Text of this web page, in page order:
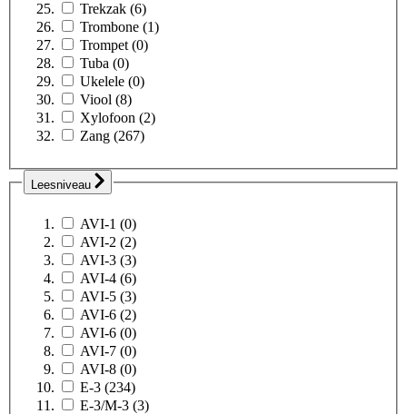
Trekzak (6)
Trombone (1)
Trompet (0)
Tuba (0)
Ukelele (0)
Viool (8)
Xylofoon (2)
Zang (267)
Leesniveau
AVI-1 (0)
AVI-2 (2)
AVI-3 (3)
AVI-4 (6)
AVI-5 (3)
AVI-6 (2)
AVI-6 (0)
AVI-7 (0)
AVI-8 (0)
E-3 (234)
E-3/M-3 (3)